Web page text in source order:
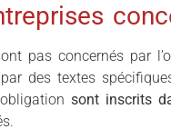
pas concernés par
des textes
sont inscrits